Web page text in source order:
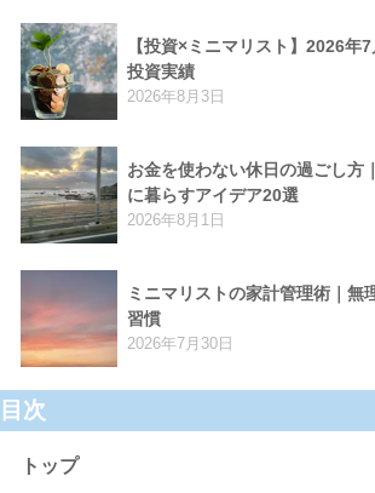
【投資×ミニマリスト】2026年
投資実績
2026年8月3日
お金を使わない休日の過ごし方
に暮らすアイデア20選
2026年8月1日
ミニマリストの家計管理術｜無
習慣
2026年7月30日
目次
トップ